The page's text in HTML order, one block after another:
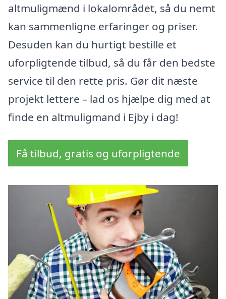
altmuligmænd i lokalområdet, så du nemt
kan sammenligne erfaringer og priser.
Desuden kan du hurtigt bestille et
uforpligtende tilbud, så du får den bedste
service til den rette pris. Gør dit næste
projekt lettere – lad os hjælpe dig med at
finde en altmuligmand i Ejby i dag!
Få tilbud, gratis og uforpligtende